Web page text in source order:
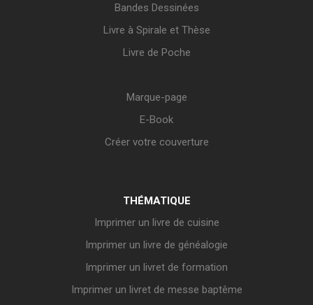
Bandes Dessinées
Livre à Spirale et Thèse
Livre de Poche
Marque-page
E-Book
Créer votre couverture
THÉMATIQUE
Imprimer un livre de cuisine
Imprimer un livre de généalogie
Imprimer un livret de formation
Imprimer un livret de messe baptême